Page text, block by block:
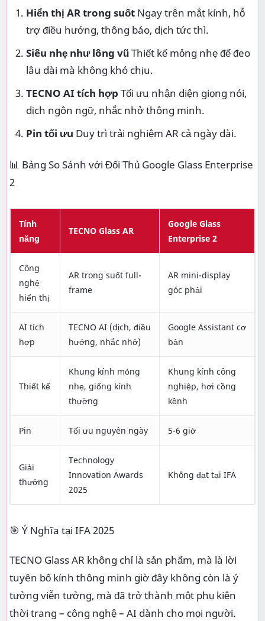
Hiển thị AR trong suốt Ngay trên mắt kính, hỗ
trợ điều hướng, thông báo, dịch tức thì.
Siêu nhẹ như lông vũThiết kế mỏng nhẹ để đeo
lâu dài mà không khó chịu.
TECNO AI tích hợp Tối ưu nhận diện giọng nói,
dịch ngôn ngữ, nhắc nhở thông minh.
Pin tối ưu Duy trì trải nghiệm AR cả ngày dài.
📊 Bảng So Sánh với Đối Thủ Google Glass Enterprise
2
Tính
năng
TECNO Glass AR
Google Glass
Enterprise 2
Công
nghệ
hiển thị
AR trong suốt full-
frame
AR mini-display
góc phải
AI tích
hợp
TECNO AI (dịch, điều
hướng, nhắc nhở)
Google Assistant cơ
bản
Thiết kế
Khung kính mỏng
nhẹ, giống kính
thường
Khung kính công
nghiệp, hơi cồng
kềnh
Pin Tối ưu nguyên ngày 5-6 giờ
Giải
thưởng
Technology
Innovation Awards
2025
Không đạt tại IFA
🎯 Ý Nghĩa tại IFA 2025
TECNO Glass AR không chỉ là sản phẩm, mà là lời
tuyên bố kính thông minh giờ đây không còn là ý
tưởng viễn tưởng, mà đã trở thành một phụ kiện
thời trang – công nghệ – AI dành cho mọi người.